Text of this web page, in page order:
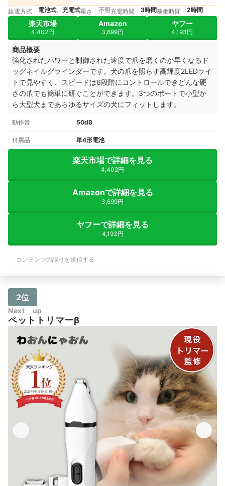
給電方式 電池式、充電式重さ 不明 充電時間 3時間稼働時間 2時間
楽天市場
4,402円
Amazon
3,699円
ヤフー
4,193円
商品概要
強化されたパワーと制御された速度で爪を磨くのが早くなるド
ッグネイルグラインダーです。犬の爪を照らす高輝度2LEDライ
トで見やすく、スピードは6段階にコントロールできどんな硬
さの爪でも簡単に研ぐことができます。3つのポートで小型か
ら大型犬まであらゆるサイズの犬にフィットします。
動作音 50dB
付属品 単4形電池
楽天市場で詳細を見る
4,402円
Amazonで詳細を見る
3,699円
ヤフーで詳細を見る
4,193円
コンテンツの誤りを送信する
2位
Next up
ペットトリマーβ